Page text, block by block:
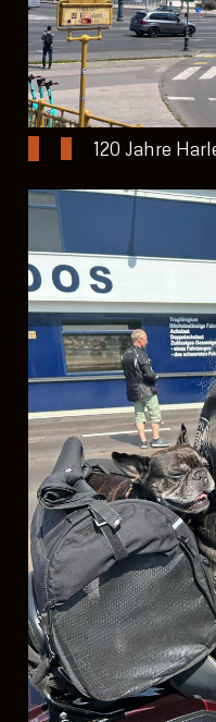
120 Jahre